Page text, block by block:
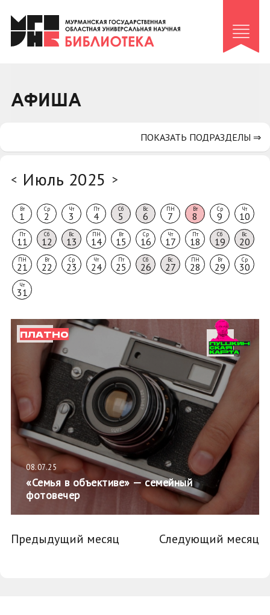
Клуб «Гиря и сельдерей»
Клуб «Семейный архив»
Коллегам
АФИША
< Июль 2025 >
Вт
1
Ср
2
Чт
3
Пт
4
Сб
5
Вс
6
ПН
7
Вт
8
Ср
9
Чт
10
Пт
11
Сб
12
Вс
13
ПН
14
Вт
15
Ср
16
Чт
17
Пт
18
Сб
19
Вс
20
ПН
21
Вт
22
Ср
23
Чт
24
Пт
25
Сб
26
Вс
27
ПН
28
Вт
29
Ср
30
Чт
31
ПЛАТНО
08.07.25
«Семья в объективе» — семейный
фотовечер
Предыдущий месяц Следующий месяц
ПОКАЗАТЬ ПОДРАЗДЕЛЫ ⇒